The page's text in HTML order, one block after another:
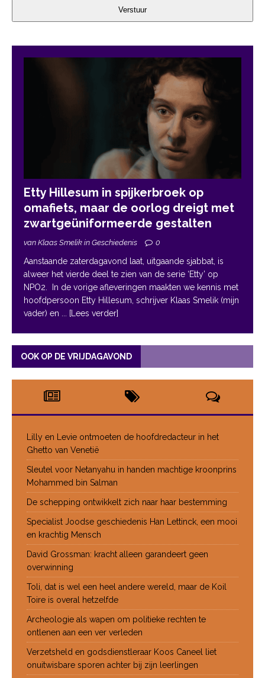
Verstuur
Etty Hillesum in spijkerbroek op
omafiets, maar de oorlog dreigt met
zwartgeüniformeerde gestalten
van Klaas Smelik in Geschiedenis 0
Aanstaande zaterdagavond laat, uitgaande sjabbat, is
alweer het vierde deel te zien van de serie ‘Etty’ op
NPO2. In de vorige afleveringen maakten we kennis met
hoofdpersoon Etty Hillesum, schrijver Klaas Smelik (mijn
vader) en
... [Lees verder]
OOK OP DE VRIJDAGAVOND
Lilly en Levie ontmoeten de hoofdredacteur in het
Ghetto van Venetië
Sleutel voor Netanyahu in handen machtige kroonprins
Mohammed bin Salman
De schepping ontwikkelt zich naar haar bestemming
Specialist Joodse geschiedenis Han Lettinck, een mooi
en krachtig Mensch
David Grossman: kracht alleen garandeert geen
overwinning
Toli, dat is wel een heel andere wereld, maar de Koil
Toire is overal hetzelfde
Archeologie als wapen om politieke rechten te
ontlenen aan een ver verleden
Verzetsheld en godsdienstleraar Koos Caneel liet
onuitwisbare sporen achter bij zijn leerlingen